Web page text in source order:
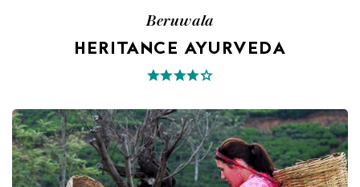
Beruwala
HERITANCE AYURVEDA